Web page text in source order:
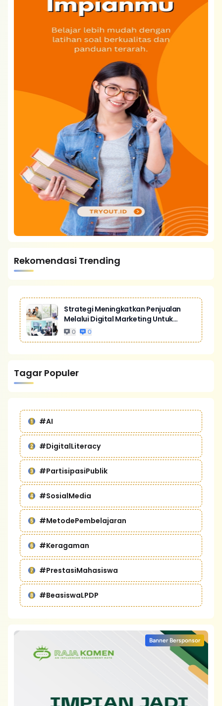
Rekomendasi Trending
Strategi Meningkatkan Penjualan
Melalui Digital Marketing Untuk
Bisnis Yang Lebih Kompetitif
0 0
Tagar Populer
#AI
#DigitalLiteracy
#PartisipasiPublik
#SosialMedia
#MetodePembelajaran
#Keragaman
#PrestasiMahasiswa
#BeasiswaLPDP
Banner Bersponsor